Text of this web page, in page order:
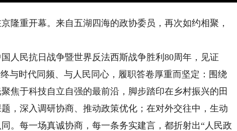
重开幕。来自五湖四海的政协委员，再次如约相聚，
民抗日战争暨世界反法西斯战争胜利80周年，见证
与时代同频、与人民同心，履职答卷厚重而坚定：围绕
焦于科技自立自强的最前沿，脚步踏印在乡村振兴的田
，深入调研协商、推动政策优化；在对外交往中，生动
。每一场真诚协商，每一条务实建言，都折射出“人民政